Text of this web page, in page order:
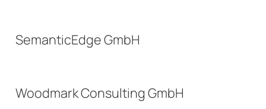
SemanticEdge GmbH
Woodmark Consulting GmbH